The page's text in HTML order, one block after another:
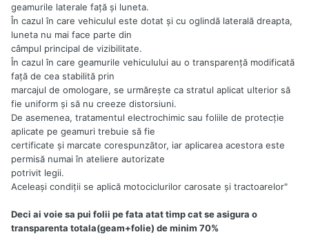
geamurile laterale faţă şi luneta.
În cazul în care vehiculul este dotat şi cu oglindă laterală dreapta,
luneta nu mai face parte din
câmpul principal de vizibilitate.
În cazul în care geamurile vehiculului au o transparenţă modificată
faţă de cea stabilită prin
marcajul de omologare, se urmăreşte ca stratul aplicat ulterior să
fie uniform şi să nu creeze distorsiuni.
De asemenea, tratamentul electrochimic sau foliile de protecţie
aplicate pe geamuri trebuie să fie
certificate şi marcate corespunzător, iar aplicarea acestora este
permisă numai în ateliere autorizate
potrivit legii.
Aceleaşi condiţii se aplică motociclurilor carosate şi tractoarelor"
Deci ai voie sa pui folii pe fata atat timp cat se asigura o
transparenta totala(geam+folie) de minim 70%